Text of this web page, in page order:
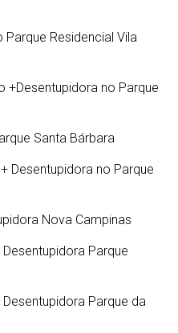
Parque Residencial Vila
+Desentupidora no Parque
Santa Bárbara
Desentupidora no Parque
Nova Campinas
Desentupidora Parque
Desentupidora Parque da